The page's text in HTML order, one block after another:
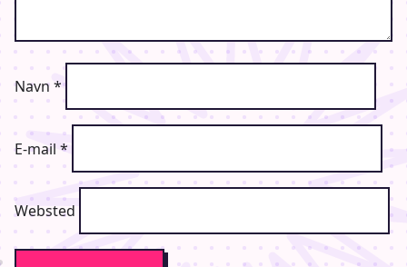
Navn *
E-mail *
Websted